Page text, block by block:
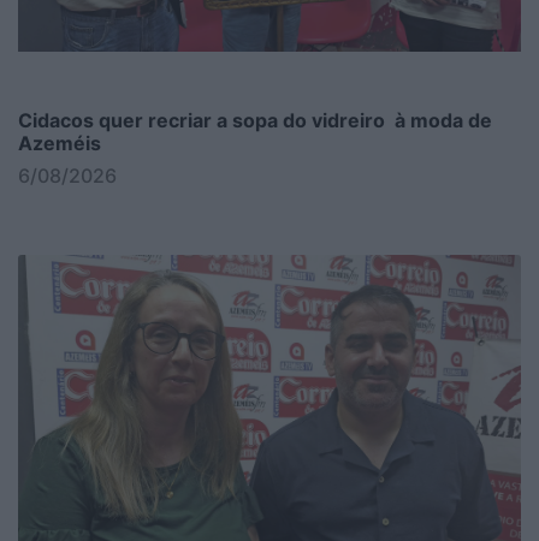
Cidacos quer recriar a sopa do vidreiro à moda de
Azeméis
6/08/2026